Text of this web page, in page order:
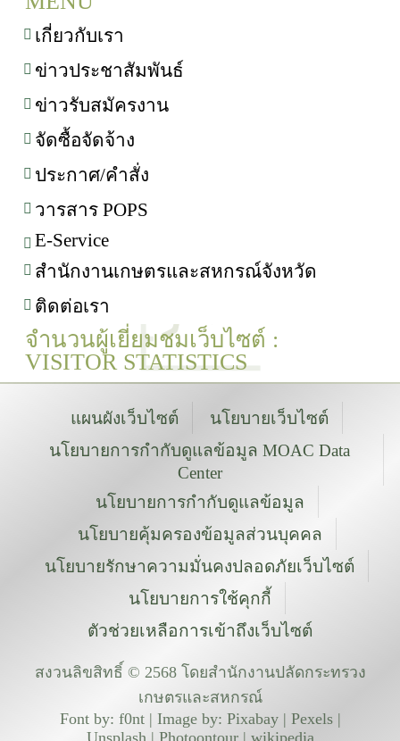
เกี่ยวกับเรา
ข่าวประชาสัมพันธ์
ข่าวรับสมัครงาน
จัดซื้อจัดจ้าง
ประกาศ/คำสั่ง
วารสาร POPS
E-Service
สำนักงานเกษตรและสหกรณ์จังหวัด
ติดต่อเรา
จำนวนผู้เยี่ยมชมเว็บไซต์ :
VISITOR STATISTICS
แผนผังเว็บไซต์
นโยบายเว็บไซต์
นโยบายการกำกับดูแลข้อมูล MOAC Data
Center
นโยบายการกำกับดูแลข้อมูล
นโยบายคุ้มครองข้อมูลส่วนบุคคล
นโยบายรักษาความมั่นคงปลอดภัยเว็บไซต์
นโยบายการใช้คุกกี้
ตัวช่วยเหลือการเข้าถึงเว็บไซต์
สงวนลิขสิทธิ์ © 2568 โดยสำนักงานปลัดกระทรวง
เกษตรและสหกรณ์
Font by: f0nt | Image by: Pixabay | Pexels |